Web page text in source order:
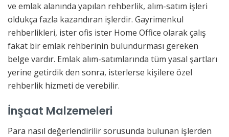
ve emlak alanında yapılan rehberlik, alım-satım işleri
oldukça fazla kazandıran işlerdir. Gayrimenkul
rehberlikleri, ister ofis ister Home Office olarak çalış
fakat bir emlak rehberinin bulundurması gereken
belge vardır. Emlak alım-satımlarında tüm yasal şartları
yerine getirdik den sonra, isterlerse kişilere özel
rehberlik hizmeti de verebilir.
İnşaat Malzemeleri
Para nasıl değerlendirilir sorusunda bulunan işlerden